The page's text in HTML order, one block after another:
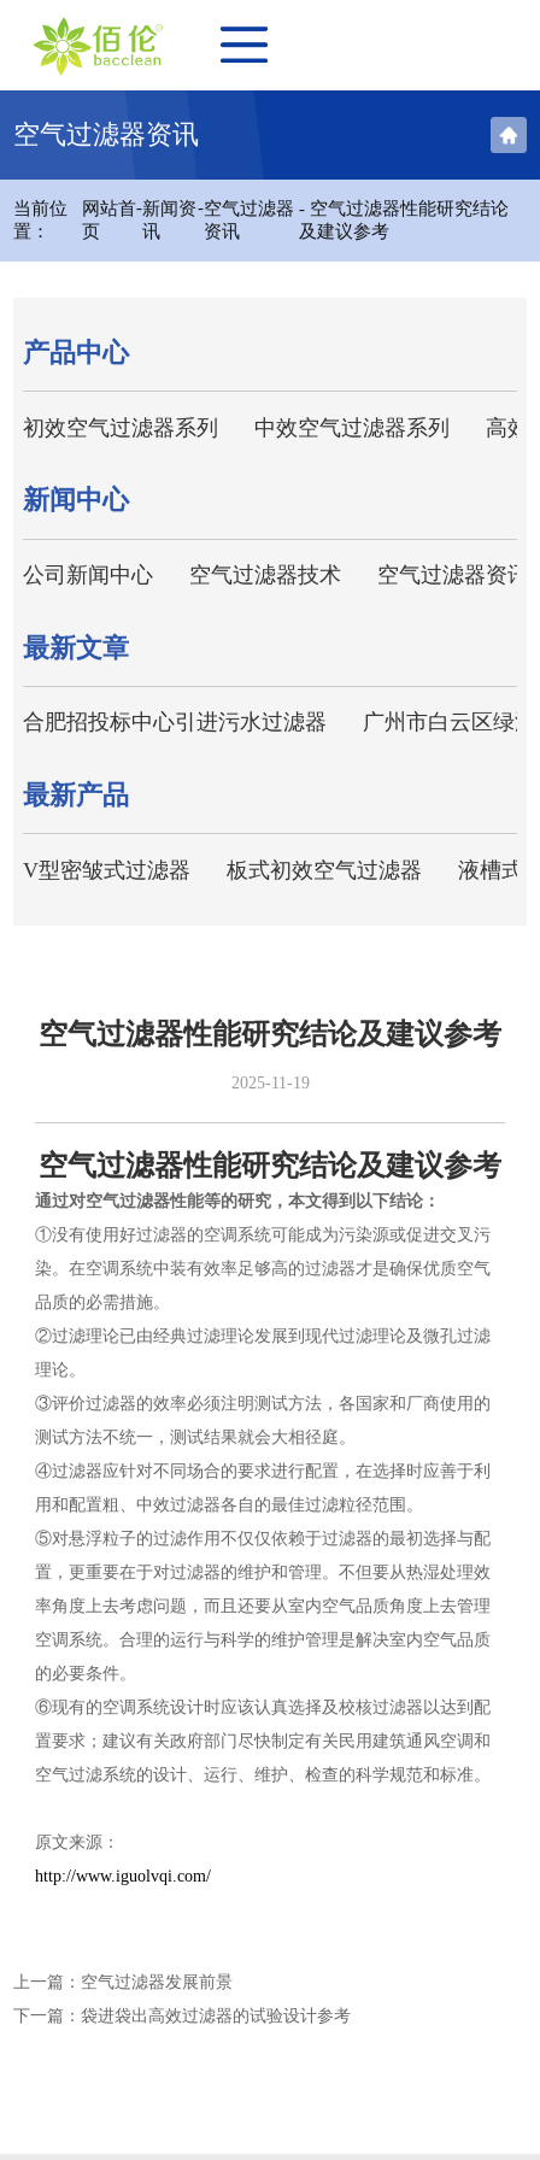
空气过滤器资讯
当前位
置：
网站首
页
-新闻资
讯
-空气过滤器
资讯
- 空气过滤器性能研究结论
及建议参考
产品中心
初效空气过滤器系列 中效空气过滤器系列 高效
新闻中心
公司新闻中心 空气过滤器技术 空气过滤器资讯
最新文章
合肥招投标中心引进污水过滤器 广州市白云区绿
最新产品
V型密皱式过滤器 板式初效空气过滤器 液槽式
空气过滤器性能研究结论及建议参考
2025-11-19
空气过滤器性能研究结论及建议参考
通过对空气过滤器性能等的研究，本文得到以下结论：
①没有使用好过滤器的空调系统可能成为污染源或促进交叉污
染。在空调系统中装有效率足够高的过滤器才是确保优质空气
品质的必需措施。
②过滤理论已由经典过滤理论发展到现代过滤理论及微孔过滤
理论。
③评价过滤器的效率必须注明测试方法，各国家和厂商使用的
测试方法不统一，测试结果就会大相径庭。
④过滤器应针对不同场合的要求进行配置，在选择时应善于利
用和配置粗、中效过滤器各自的最佳过滤粒径范围。
⑤对悬浮粒子的过滤作用不仅仅依赖于过滤器的最初选择与配
置，更重要在于对过滤器的维护和管理。不但要从热湿处理效
率角度上去考虑问题，而且还要从室内空气品质角度上去管理
空调系统。合理的运行与科学的维护管理是解决室内空气品质
的必要条件。
⑥现有的空调系统设计时应该认真选择及校核过滤器以达到配
置要求；建议有关政府部门尽快制定有关民用建筑通风空调和
空气过滤系统的设计、运行、维护、检查的科学规范和标准。
原文来源：
http://www.iguolvqi.com/
上一篇：空气过滤器发展前景
下一篇：袋进袋出高效过滤器的试验设计参考